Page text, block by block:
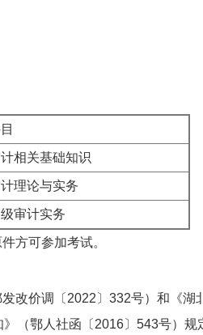
相关基础知识
理论与实务
审计实务
方可参加考试。
改价调〔2022〕332号）和《湖
（鄂人社函〔2016〕543号）规